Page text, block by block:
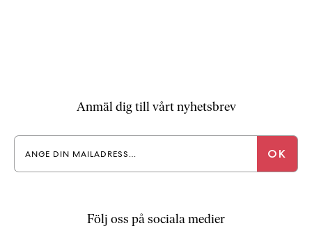
Anmäl dig till vårt nyhetsbrev
Följ oss på sociala medier